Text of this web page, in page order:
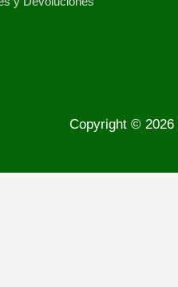
Copyright © 2026